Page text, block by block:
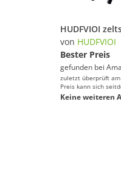
von HUDFVIOI
Bester Preis
gefunden bei
zuletzt überprüft
Preis kann sich
Keine weiteren